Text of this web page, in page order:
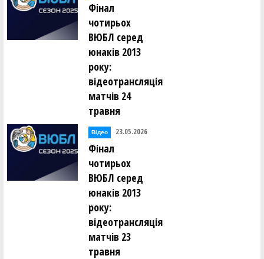
Фінал
чотирьох
ВЮБЛ серед
юнаків 2013
року:
відеотрансляція
матчів 24
травня
Відео 23.05.2026
Фінал
чотирьох
ВЮБЛ серед
юнаків 2013
року:
відеотрансляція
матчів 23
травня